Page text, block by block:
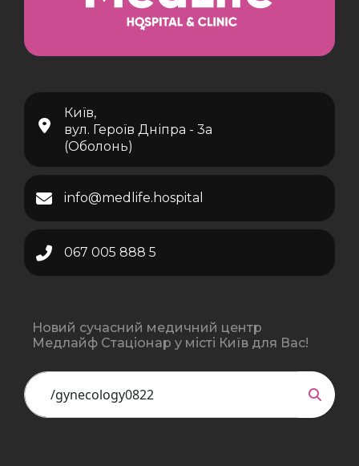
Київ,
вул. Героїв Дніпра - 3а
(Оболонь)
info@medlife.hospital
067 005 888 5
Новий сучасний медичний центр
Медлайф Стаціонар у місті Київ для Вас!